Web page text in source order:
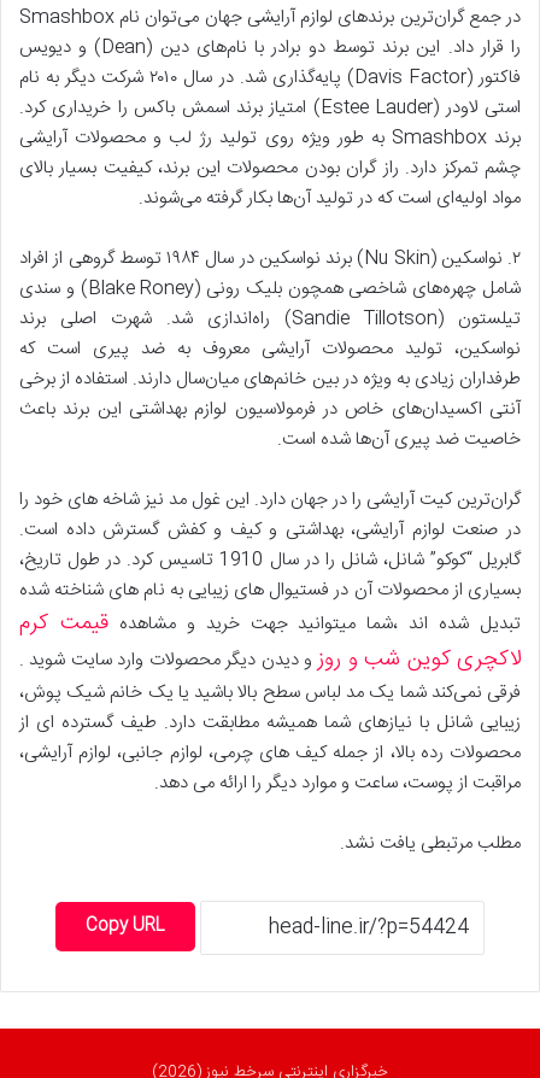
در جمع گران‌ترین برندهای لوازم آرایشی جهان می‌توان نام Smashbox
را قرار داد. این برند توسط دو برادر با نام‌های دین (Dean) و دیویس
فاکتور (Davis Factor) پایه‌گذاری شد. در سال ۲۰۱۰ شرکت دیگر به نام
استی لاودر (Estee Lauder) امتیاز برند اسمش باکس را خریداری کرد.
برند Smashbox به طور ویژه روی تولید رژ لب و محصولات آرایشی
چشم تمرکز دارد. راز گران بودن محصولات این برند، کیفیت بسیار بالای
مواد اولیه‌ای است که در تولید آن‌ها بکار گرفته می‌شوند.
۲. نواسکین (Nu Skin) برند نواسکین در سال ۱۹۸۴ توسط گروهی از افراد
شامل چهره‌های شاخصی همچون بلیک رونی (Blake Roney) و سندی
تیلستون (Sandie Tillotson) راه‌اندازی شد. شهرت اصلی برند
نواسکین، تولید محصولات آرایشی معروف به ضد پیری است که
طرفداران زیادی به ویژه در بین خانم‌های میان‌سال دارند. استفاده از برخی
آنتی اکسیدان‌های خاص در فرمولاسیون لوازم بهداشتی این برند باعث
خاصیت ضد پیری آن‌ها شده است.
گران‌ترین کیت آرایشی را در جهان دارد. این غول مد نیز شاخه های خود را
در صنعت لوازم آرایشی، بهداشتی و کیف و کفش گسترش داده است.
گابریل “کوکو” شانل، شانل را در سال 1910 تاسیس کرد. در طول تاریخ،
بسیاری از محصولات آن در فستیوال های زیبایی به نام های شناخته شده
تبدیل شده اند ،شما میتوانید جهت خرید و مشاهدهقیمت کرم
لاکچری کوین شب و روز و دیدن دیگر محصولات وارد سایت شوید .
فرقی نمی‌کند شما یک مد لباس سطح بالا باشید یا یک خانم شیک پوش،
زیبایی شانل با نیازهای شما همیشه مطابقت دارد. طیف گسترده ای از
محصولات رده بالا، از جمله کیف های چرمی، لوازم جانبی، لوازم آرایشی،
مراقبت از پوست، ساعت و موارد دیگر را ارائه می دهد.
مطلب مرتبطی یافت نشد.
Copy URL
خبرگزاری اینترنتی سرخط نیوز (2026)